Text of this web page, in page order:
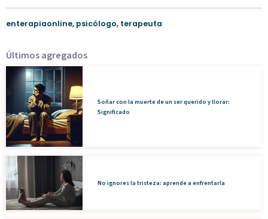
enterapiaonline, psicólogo, terapeuta
Últimos agregados
Soñar con la muerte de un ser querido y llorar:
Significado
No ignores la tristeza: aprende a enfrentarla